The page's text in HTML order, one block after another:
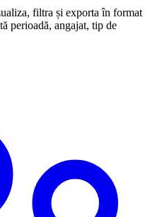
filtra și exporta în format
perioadă, angajat, tip de